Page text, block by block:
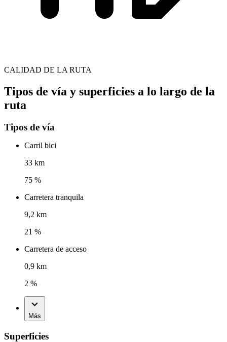
CALIDAD DE LA RUTA
Tipos de vía y superficies a lo largo de la
ruta
Tipos de vía
Carril bici
33 km
75 %
Carretera tranquila
9,2 km
21 %
Carretera de acceso
0,9 km
2 %
Más
Superficies